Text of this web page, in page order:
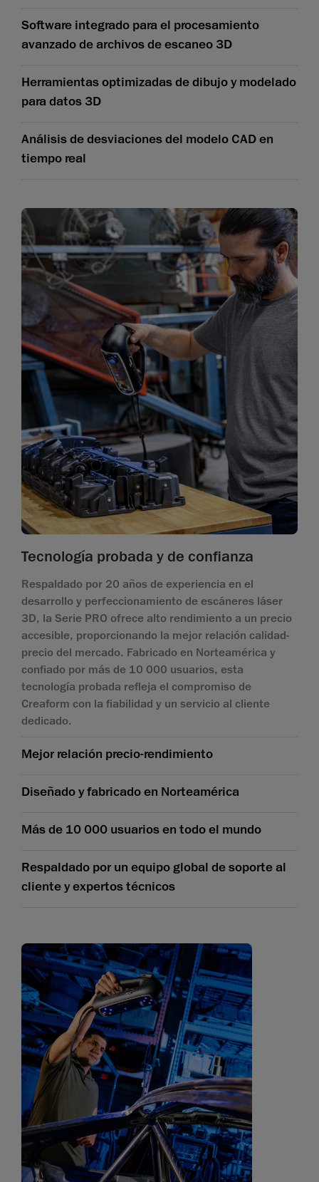
Software integrado para el procesamiento
avanzado de archivos de escaneo 3D
Herramientas optimizadas de dibujo y modelado
para datos 3D
Análisis de desviaciones del modelo CAD en
tiempo real
Tecnología probada y de confianza
Respaldado por 20 años de experiencia en el
desarrollo y perfeccionamiento de escáneres láser
3D, la Serie PRO ofrece alto rendimiento a un precio
accesible, proporcionando la mejor relación calidad-
precio del mercado. Fabricado en Norteamérica y
confiado por más de 10 000 usuarios, esta
tecnología probada refleja el compromiso de
Creaform con la fiabilidad y un servicio al cliente
dedicado.
Mejor relación precio-rendimiento
Diseñado y fabricado en Norteamérica
Más de 10 000 usuarios en todo el mundo
Respaldado por un equipo global de soporte al
cliente y expertos técnicos